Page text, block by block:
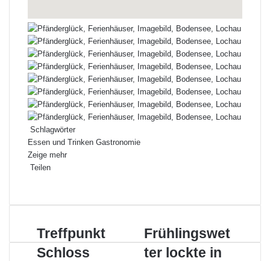
Schlagwörter
Essen und Trinken Gastronomie
Zeige mehr
Teilen
E-
Treffpunkt
Schloss
Hofen
Treffpunkt
Schloss
Frühlingswetter
lockte
in
Frühlingswet
ter lockte in